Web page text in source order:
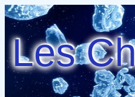
Les